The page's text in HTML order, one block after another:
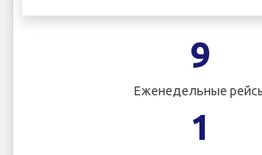
9
Еженедельные
1